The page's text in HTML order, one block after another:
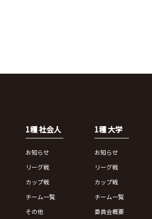
1種 社会人
お知らせ
リーグ戦
カップ戦
チーム一覧
その他
1種 大学
お知らせ
リーグ戦
カップ戦
チーム一覧
委員会概要